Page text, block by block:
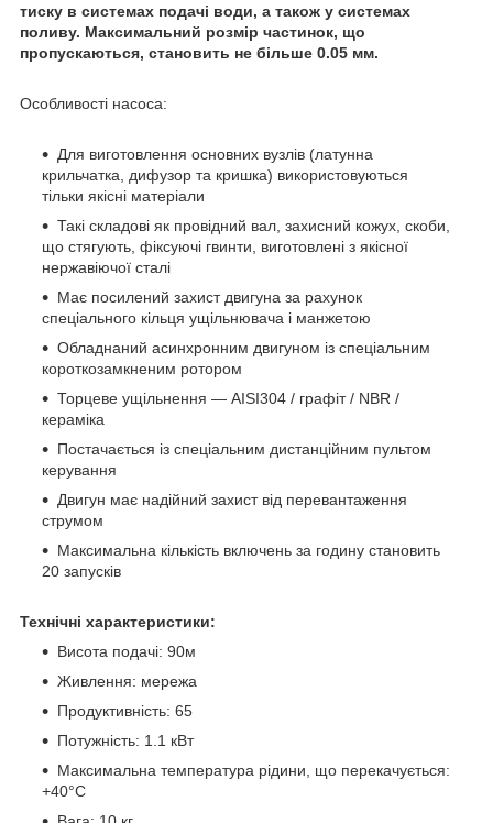
тиску в системах подачі води, а також у системах
поливу. Максимальний розмір частинок, що
пропускаються, становить не більше 0.05 мм.
Особливості насоса:
Для виготовлення основних вузлів (латунна
крильчатка, дифузор та кришка) використовуються
тільки якісні матеріали
Такі складові як провідний вал, захисний кожух, скоби,
що стягують, фіксуючі гвинти, виготовлені з якісної
нержавіючої сталі
Має посилений захист двигуна за рахунок
спеціального кільця ущільнювача і манжетою
Обладнаний асинхронним двигуном із спеціальним
короткозамкненим ротором
Торцеве ущільнення — AISI304 / графіт / NBR /
кераміка
Постачається із спеціальним дистанційним пультом
керування
Двигун має надійний захист від перевантаження
струмом
Максимальна кількість включень за годину становить
20 запусків
Технічні характеристики:
Висота подачі: 90м
Живлення: мережа
Продуктивність: 65
Потужність: 1.1 кВт
Максимальна температура рідини, що перекачується:
+40°С